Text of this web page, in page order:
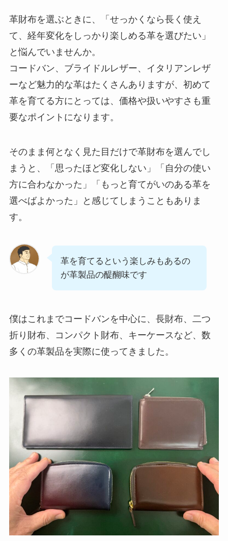
革財布を選ぶときに、「せっかくなら長く使え
て、経年変化をしっかり楽しめる革を選びたい」
と悩んでいませんか。
コードバン、ブライドルレザー、イタリアンレザ
ーなど魅力的な革はたくさんありますが、初めて
革を育てる方にとっては、価格や扱いやすさも重
要なポイントになります。
そのまま何となく見た目だけで革財布を選んでし
まうと、「思ったほど変化しない」「自分の使い
方に合わなかった」「もっと育てがいのある革を
選べばよかった」と感じてしまうこともありま
す。
革を育てるという楽しみもあるの
が革製品の醍醐味です
僕はこれまでコードバンを中心に、長財布、二つ
折り財布、コンパクト財布、キーケースなど、数
多くの革製品を実際に使ってきました。